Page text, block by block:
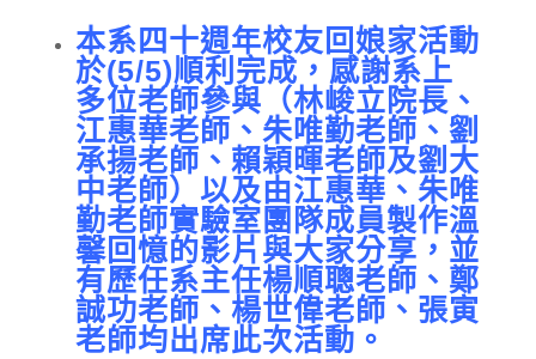
本系四十週年校友回娘家活動
於(5/5)順利完成，感謝系上
多位老師參與（林峻立院長、
江惠華老師、朱唯勤老師、劉
承揚老師、賴穎暉老師及劉大
中老師）以及由江惠華、朱唯
勤老師實驗室團隊成員製作溫
馨回憶的影片與大家分享，並
有歷任系主任楊順聰老師、鄭
誠功老師、楊世偉老師、張寅
老師均出席此次活動。